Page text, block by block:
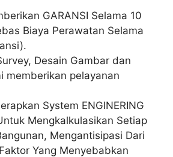
GARANSI Selama 10
Biaya Perawatan Selama
Desain Gambar dan
memberikan pelayanan
System ENGINERING
Mengkalkulasikan Setiap
Mengantisipasi Dari
Yang Menyebabkan